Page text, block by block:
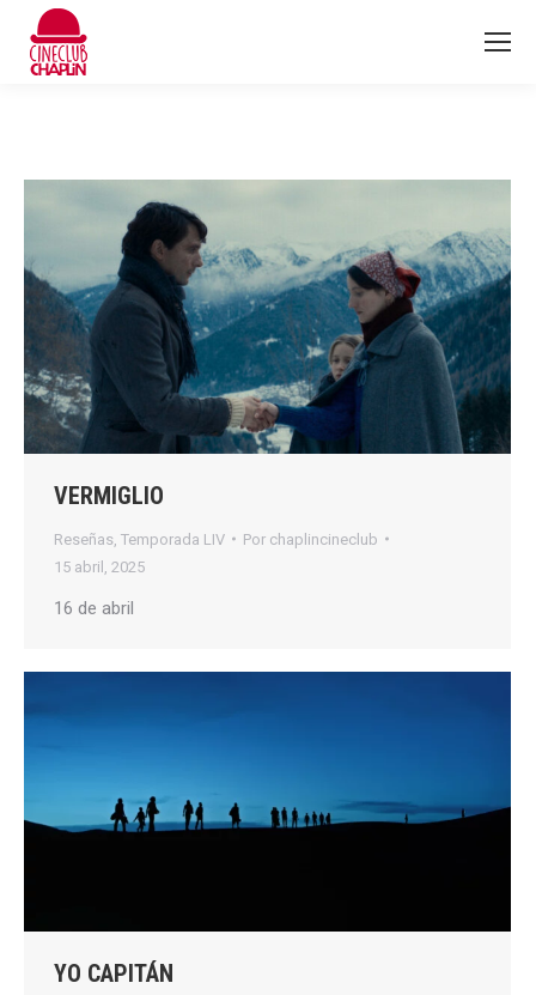
VERMIGLIO
Reseñas Temporada LIV Por chaplincineclub
15 abril, 2025
16 de abril
YO CAPITÁN